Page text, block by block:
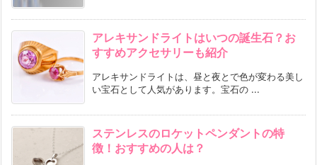
アレキサンドライトはいつの誕生石？お
すすめアクセサリーも紹介
アレキサンドライトは、昼と夜とで色が変わる美し
い宝石として人気があります。宝石の ...
ステンレスのロケットペンダントの特
徴！おすすめの人は？